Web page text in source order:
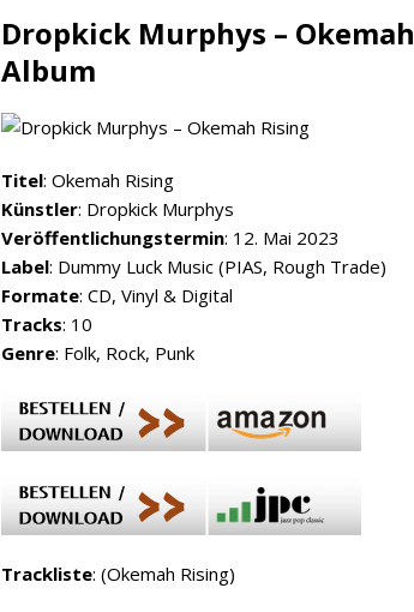
Dropkick Murphys –
Album
Titel: Okemah Rising
Künstler: Dropkick Murphys
Veröffentlichungstermin: 12. Mai 2023
Label: Dummy Luck Music (PIAS, Rough Trade)
Formate: CD, Vinyl & Digital
Tracks: 10
Genre: Folk, Rock, Punk
Trackliste: (Okemah Rising)